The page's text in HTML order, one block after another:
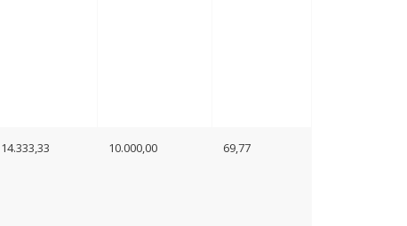
14.333,33 10.000,00 69,77